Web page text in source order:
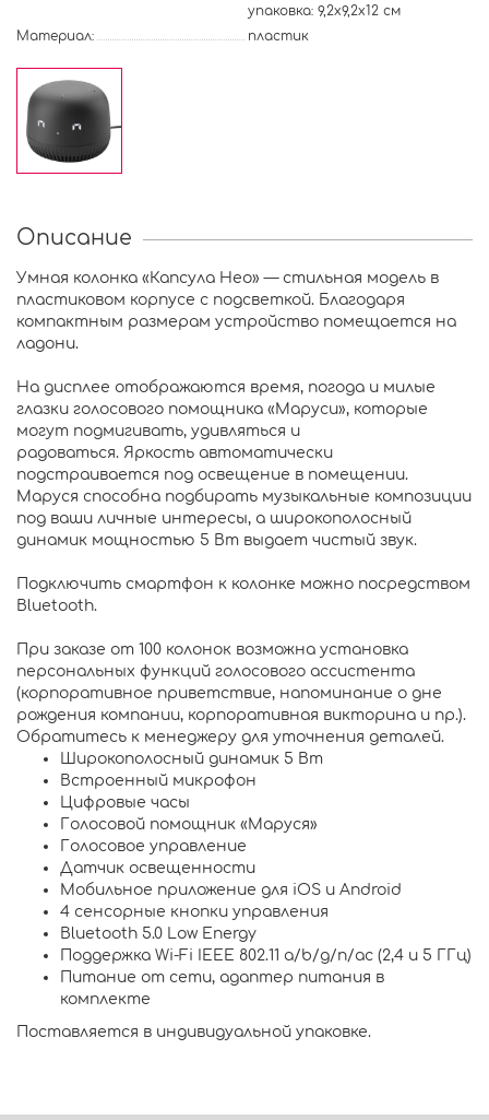
упаковка: 9,2x9,2x12 см
Материал:
пластик
Описание
Умная колонка «Капсула Нео» — стильная модель в
пластиковом корпусе с подсветкой. Благодаря
компактным размерам устройство помещается на
ладони.
На дисплее отображаются время, погода и милые
глазки голосового помощника «Маруси», которые
могут подмигивать, удивляться и
радоваться. Яркость автоматически
подстраивается под освещение в помещении.
Маруся способна подбирать музыкальные композиции
под ваши личные интересы, а широкополосный
динамик мощностью 5 Вт выдает чистый звук.
Подключить смартфон к колонке можно посредством
Bluetooth.
При заказе от 100 колонок возможна установка
персональных функций голосового ассистента
(корпоративное приветствие, напоминание о дне
рождения компании, корпоративная викторина и пр.).
Обратитесь к менеджеру для уточнения деталей.
Широкополосный динамик 5 Вт
Встроенный микрофон
Цифровые часы
Голосовой помощник «Маруся»
Голосовое управление
Датчик освещенности
Мобильное приложение для iOS и Android
4 сенсорные кнопки управления
Bluetooth 5.0 Low Energy
Поддержка Wi-Fi IEEE 802.11 a/b/g/n/ac (2,4 и 5 ГГц)
Питание от сети, адаптер питания в
комплекте
Поставляется в индивидуальной упаковке.